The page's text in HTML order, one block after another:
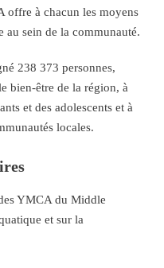
offre à chacun les moyens
au sein de la communauté.
238 373 personnes,
bien-être de la région, à
et des adolescents et à
locales.
YMCA du Middle
et sur la